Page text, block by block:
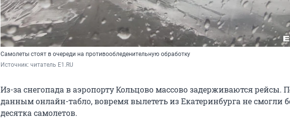
Самолеты стоят в очереди на противообледенительную обработку
Источник: читатель E1.RU
Из-за снегопада в аэропорту Кольцово массово задерживаются рейсы.
данным онлайн-табло, вовремя вылететь из Екатеринбурга не смогли
десятка самолетов.